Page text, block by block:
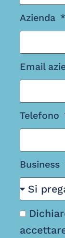
Azienda
Email
Telefono
Business